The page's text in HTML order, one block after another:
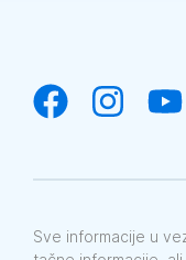
Sve informacije u